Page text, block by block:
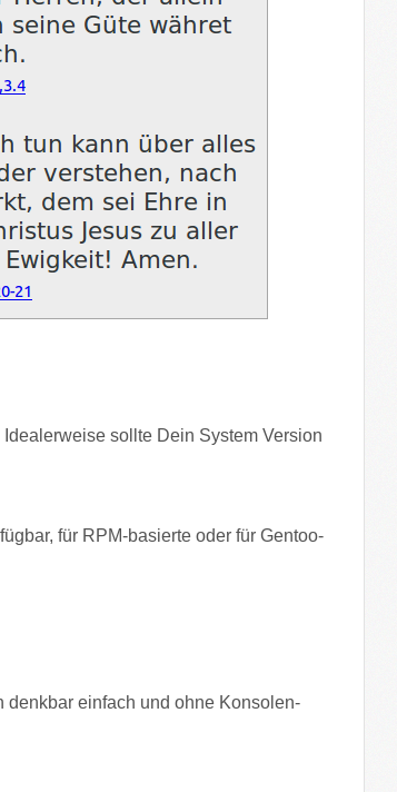
sollte Dein System Version
für RPM-basierte oder für Gentoo-
denkbar einfach und ohne Konsolen-